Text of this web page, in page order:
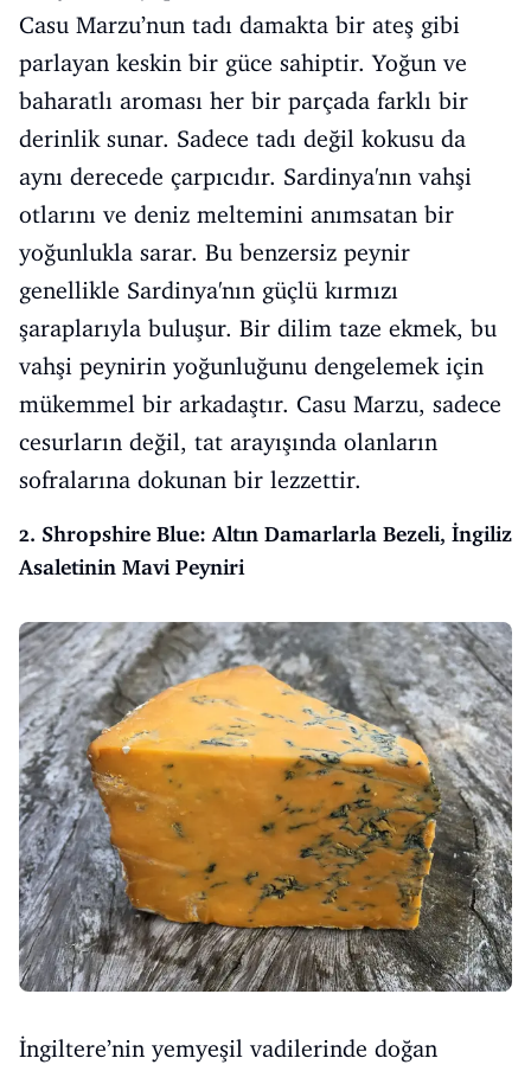
Casu Marzu’nun tadı damakta bir ateş gibi
parlayan keskin bir güce sahiptir. Yoğun ve
baharatlı aroması her bir parçada farklı bir
derinlik sunar. Sadece tadı değil kokusu da
aynı derecede çarpıcıdır. Sardinya'nın vahşi
otlarını ve deniz meltemini anımsatan bir
yoğunlukla sarar. Bu benzersiz peynir
genellikle Sardinya'nın güçlü kırmızı
şaraplarıyla buluşur. Bir dilim taze ekmek, bu
vahşi peynirin yoğunluğunu dengelemek için
mükemmel bir arkadaştır. Casu Marzu, sadece
cesurların değil, tat arayışında olanların
sofralarına dokunan bir lezzettir.
2. Shropshire Blue: Altın Damarlarla Bezeli, İngiliz
Asaletinin Mavi Peyniri
İngiltere’nin yemyeşil vadilerinde doğan